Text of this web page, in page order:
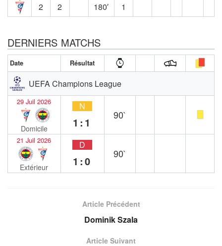
2 2 180′ 1
DERNIERS MATCHS
Date Résultat
UEFA Champions League
29 Juil 2026
Domicile
N
1:1
90`
21 Juil 2026
Extérieur
D
1:0
90`
Article Précédent
Dominik Szala
Article Suivant